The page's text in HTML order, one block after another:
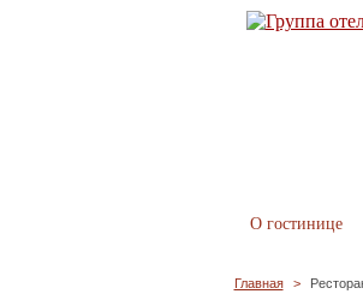
О гостинице
Главная >